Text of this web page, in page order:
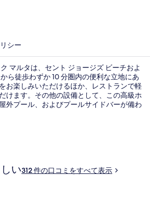
シー
マルタは、セント ジョージズ ビーチおよ
ら徒歩わずか 10 分圏内の便利な立地にあ
お楽しみいただけるほか、レストランで軽
けます。その他の設備として、この高級ホ
外プール、およびプールサイドバーが備わ
い312 件の口コミをすべて表示